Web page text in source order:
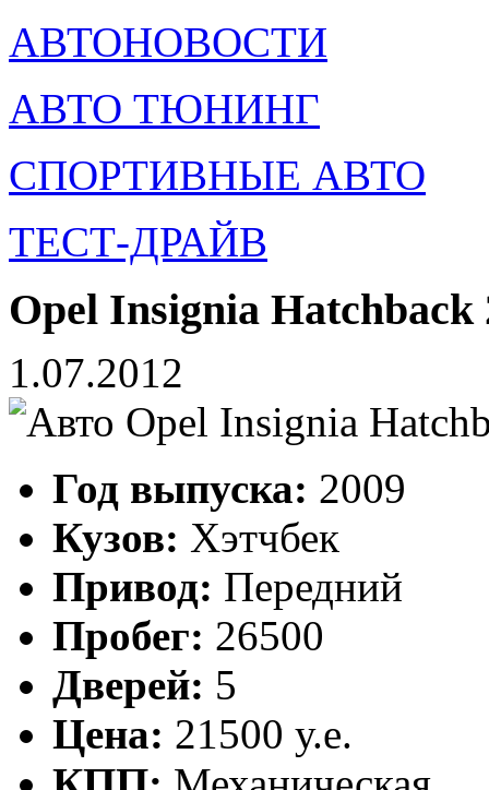
АВТОНОВОСТИ
АВТО ТЮНИНГ
СПОРТИВНЫЕ АВТО
ТЕСТ-ДРАЙВ
Opel Insignia Hatchback
1.07.2012
Год выпуска: 2009
Кузов: Хэтчбек
Привод: Передний
Пробег: 26500
Дверей: 5
Цена: 21500 у.е.